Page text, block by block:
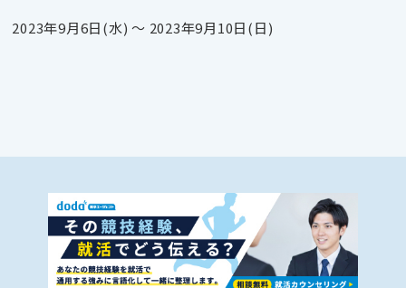
2023年9月6日(水) 〜 2023年9月10日(日)